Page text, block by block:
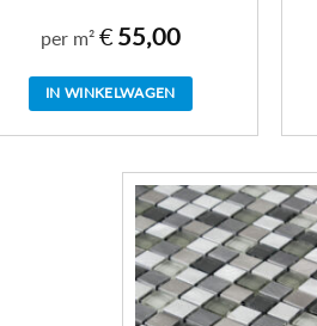
per m² € 55,00
IN WINKELWAGEN